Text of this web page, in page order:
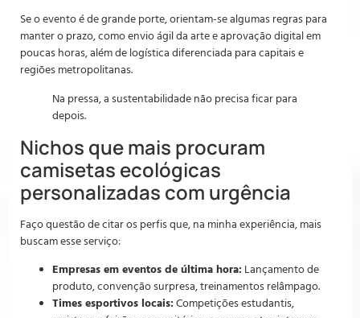
Se o evento é de grande porte, orientam-se algumas regras para
manter o prazo, como envio ágil da arte e aprovação digital em
poucas horas, além de logística diferenciada para capitais e
regiões metropolitanas.
Na pressa, a sustentabilidade não precisa ficar para
depois.
Nichos que mais procuram
camisetas ecológicas
personalizadas com urgência
Faço questão de citar os perfis que, na minha experiência, mais
buscam esse serviço:
Empresas em eventos de última hora: Lançamento de
produto, convenção surpresa, treinamentos relâmpago.
Times esportivos locais: Competições estudantis,